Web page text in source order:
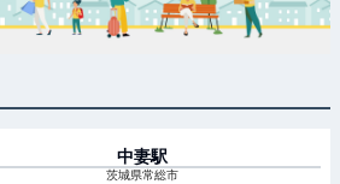
中妻駅
茨城県常総市